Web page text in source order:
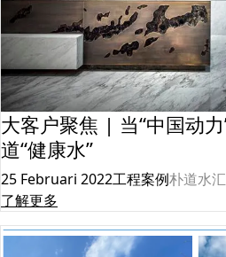
大客户聚焦 | 当“中国动
道“健康水”
25 Februari 2022工程案例朴道水汇
了解更多